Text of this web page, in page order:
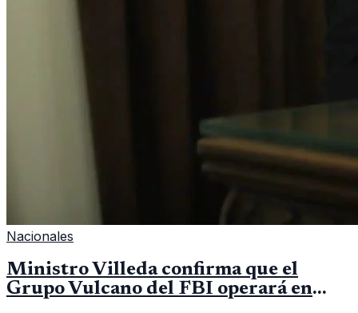
Nacionales
Ministro Villeda confirma que el
Grupo Vulcano del FBI operará en